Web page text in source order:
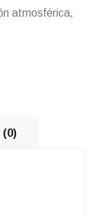
atmosférica,
(0)